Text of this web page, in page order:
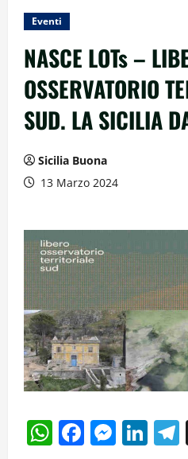
Eventi
NASCE LOTs –
OSSERVATORIO
SUD. LA SICILIA
Sicilia Buona
13 Marzo 2024
WhatsApp